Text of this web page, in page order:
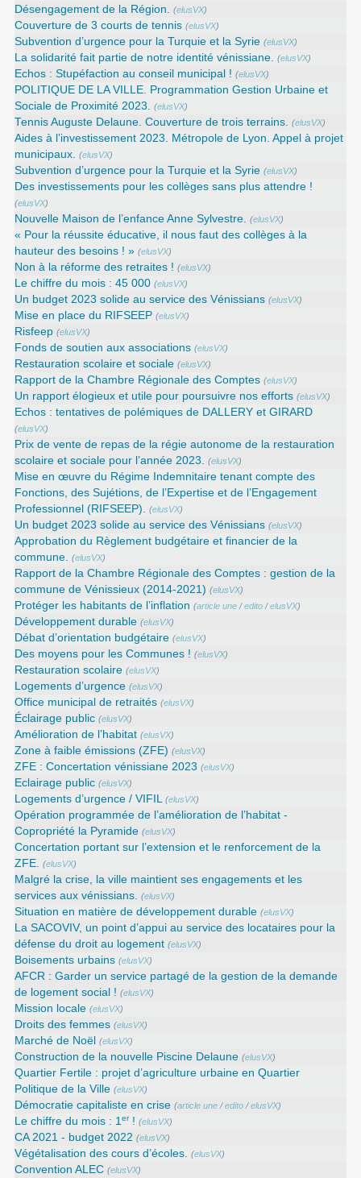
Désengagement de la Région. (elusVX)
Couverture de 3 courts de tennis (elusVX)
Subvention d’urgence pour la Turquie et la Syrie (elusVX)
La solidarité fait partie de notre identité vénissiane. (elusVX)
Echos : Stupéfaction au conseil municipal ! (elusVX)
POLITIQUE DE LA VILLE. Programmation Gestion Urbaine et
Sociale de Proximité 2023.
(elusVX)
Tennis Auguste Delaune. Couverture de trois terrains. (elusVX)
Aides à l’investissement 2023. Métropole de Lyon. Appel à projet
municipaux.
(elusVX)
Subvention d’urgence pour la Turquie et la Syrie (elusVX)
Des investissements pour les collèges sans plus attendre !
(elusVX)
Nouvelle Maison de l’enfance Anne Sylvestre. (elusVX)
« Pour la réussite éducative, il nous faut des collèges à la
hauteur des besoins ! » (elusVX)
Non à la réforme des retraites ! (elusVX)
Le chiffre du mois : 45 000 (elusVX)
Un budget 2023 solide au service des Vénissians (elusVX)
Mise en place du RIFSEEP (elusVX)
Risfeep (elusVX)
Fonds de soutien aux associations (elusVX)
Restauration scolaire et sociale (elusVX)
Rapport de la Chambre Régionale des Comptes (elusVX)
Un rapport élogieux et utile pour poursuivre nos efforts (elusVX)
Echos : tentatives de polémiques de DALLERY et GIRARD
(elusVX)
Prix de vente de repas de la régie autonome de la restauration
scolaire et sociale pour l’année 2023.
(elusVX)
Mise en œuvre du Régime Indemnitaire tenant compte des
Fonctions, des Sujétions, de l’Expertise et de l’Engagement
Professionnel (RIFSEEP).
(elusVX)
Un budget 2023 solide au service des Vénissians (elusVX)
Approbation du Règlement budgétaire et financier de la
commune.
(elusVX)
Rapport de la Chambre Régionale des Comptes : gestion de la
commune de Vénissieux (2014-2021) (elusVX)
Protéger les habitants de l’inflation (article une /edito /elusVX)
Développement durable (elusVX)
Débat d’orientation budgétaire (elusVX)
Des moyens pour les Communes ! (elusVX)
Restauration scolaire (elusVX)
Logements d’urgence (elusVX)
Office municipal de retraités (elusVX)
Éclairage public (elusVX)
Amélioration de l’habitat (elusVX)
Zone à faible émissions (ZFE) (elusVX)
ZFE : Concertation vénissiane 2023 (elusVX)
Eclairage public (elusVX)
Logements d’urgence / VIFIL (elusVX)
Opération programmée de l’amélioration de l’habitat -
Copropriété la Pyramide (elusVX)
Concertation portant sur l’extension et le renforcement de la
ZFE.
(elusVX)
Malgré la crise, la ville maintient ses engagements et les
services aux vénissians.
(elusVX)
Situation en matière de développement durable (elusVX)
La SACOVIV, un point d’appui au service des locataires pour la
défense du droit au logement (elusVX)
Boisements urbains (elusVX)
AFCR : Garder un service partagé de la gestion de la demande
de logement social ! (elusVX)
Mission locale (elusVX)
Droits des femmes (elusVX)
Marché de Noël (elusVX)
Construction de la nouvelle Piscine Delaune (elusVX)
Quartier Fertile : projet d’agriculture urbaine en Quartier
Politique de la Ville (elusVX)
Démocratie capitaliste en crise (article une /edito /elusVX)
Le chiffre du mois : 1er! (elusVX)
CA 2021 - budget 2022 (elusVX)
Végétalisation des cours d’écoles. (elusVX)
Convention ALEC (elusVX)